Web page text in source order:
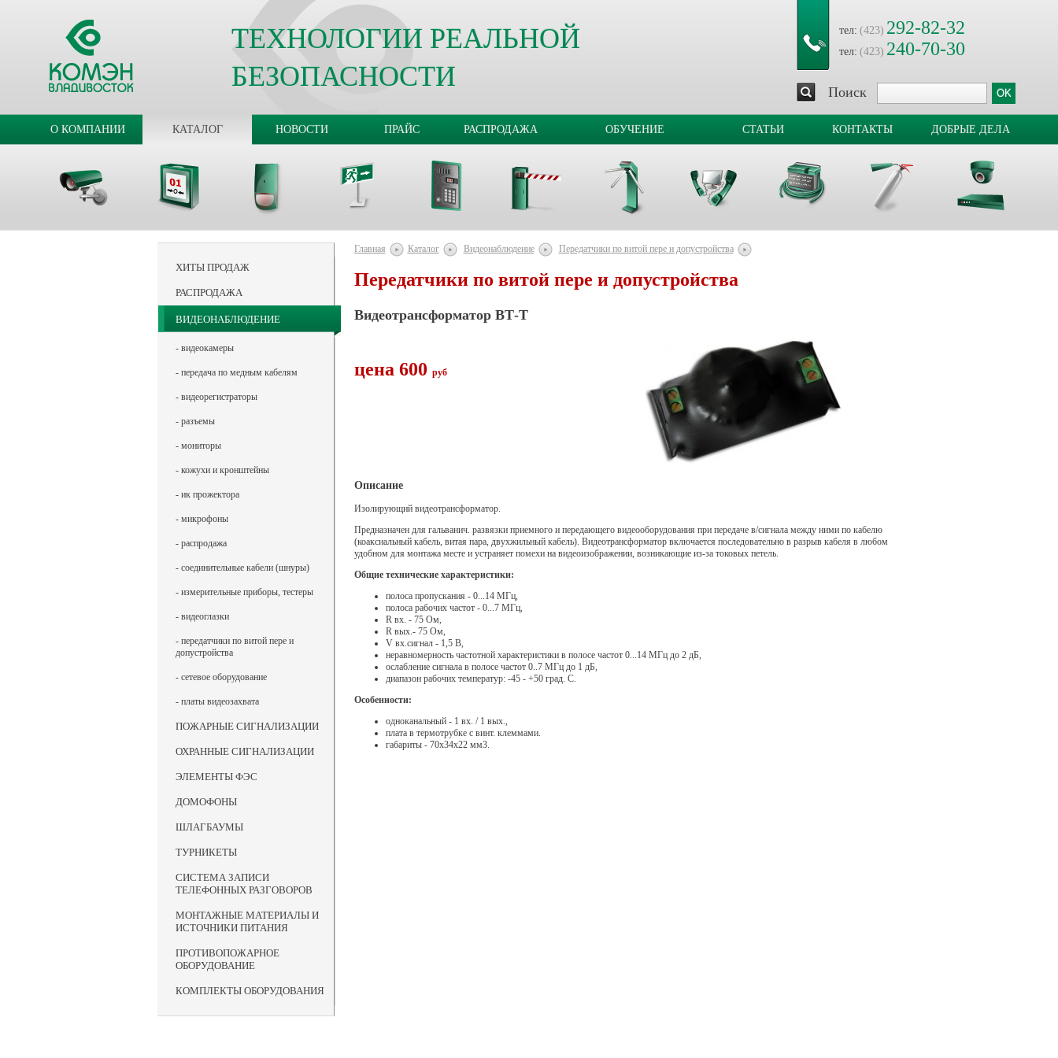
ТЕХНОЛОГИИ РЕАЛЬНОЙ
БЕЗОПАСНОСТИ
тел: (423) 292-82-32
тел: (423) 240-70-30
Поиск
О КОМПАНИИ КАТАЛОГ НОВОСТИ ПРАЙС РАСПРОДАЖА ОБУЧЕНИЕ СТАТЬИ КОНТАКТЫ ДОБРЫЕ ДЕЛА
ХИТЫ ПРОДАЖ
РАСПРОДАЖА
ВИДЕОНАБЛЮДЕНИЕ
- видеокамеры
- передача по медным кабелям
- видеорегистраторы
- разъемы
- мониторы
- кожухи и кронштейны
- ик прожектора
- микрофоны
- распродажа
- соединительные кабели (шнуры)
- измерительные приборы, тестеры
- видеоглазки
- передатчики по витой пере и
допустройства
- сетевое оборудование
- платы видеозахвата
ПОЖАРНЫЕ СИГНАЛИЗАЦИИ
ОХРАННЫЕ СИГНАЛИЗАЦИИ
ЭЛЕМЕНТЫ ФЭС
ДОМОФОНЫ
ШЛАГБАУМЫ
ТУРНИКЕТЫ
СИСТЕМА ЗАПИСИ
ТЕЛЕФОННЫХ РАЗГОВОРОВ
МОНТАЖНЫЕ МАТЕРИАЛЫ И
ИСТОЧНИКИ ПИТАНИЯ
ПРОТИВОПОЖАРНОЕ
ОБОРУДОВАНИЕ
КОМПЛЕКТЫ ОБОРУДОВАНИЯ
Главная Каталог Видеонаблюдение Передатчики по витой пере и допустройства
Передатчики по витой пере и допустройства
Видеотрансформатор ВТ-Т
цена 600 руб
Описание
Изолирующий видеотрансформатор.
Предназначен для гальванич. развязки приемного и передающего видеооборудования при передаче в/сигнала между ними по кабелю
(коаксиальный кабель, витая пара, двухжильный кабель). Видеотрансформатор включается последовательно в разрыв кабеля в любом
удобном для монтажа месте и устраняет помехи на видеоизображении, возникающие из-за токовых петель.
Общие технические характеристики:
полоса пропускания - 0...14 МГц,
полоса рабочих частот - 0...7 МГц,
R вх. - 75 Ом,
R вых.- 75 Ом,
V вх.сигнал - 1,5 В,
неравномерность частотной характеристики в полосе частот 0...14 МГц до 2 дБ,
ослабление сигнала в полосе частот 0..7 МГц до 1 дБ,
диапазон рабочих температур: -45 - +50 град. С.
Особенности:
одноканальный - 1 вх. / 1 вых.,
плата в термотрубке с винт. клеммами.
габариты - 70х34х22 мм3.